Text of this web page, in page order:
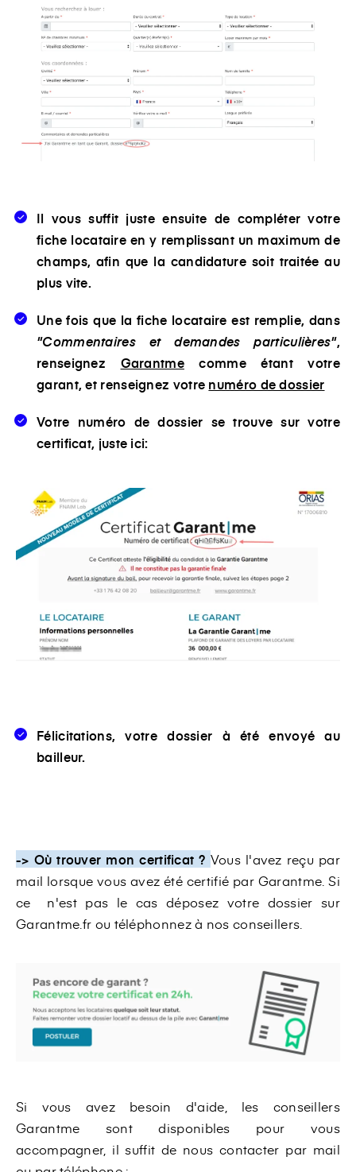
Il vous suffit juste ensuite de compléter votre
fiche locataire en y remplissant un maximum de
champs, afin que la candidature soit traitée au
plus vite.
Une fois que la fiche locataire est remplie, dans
"Commentaires et demandes particulières",
renseignez Garantmecomme étant votre
garant, et renseignez votre numéro de dossier
Votre numéro de dossier se trouve sur votre
certificat, juste ici:
Félicitations, votre dossier à été envoyé au
bailleur.
-> Où trouver mon certificat ? Vous l'avez reçu par
mail lorsque vous avez été certifié par Garantme. Si
ce n'est pas le cas déposez votre dossier sur
Garantme.fr ou téléphonnez à nos conseillers.
Si vous avez besoin d'aide, les conseillers
Garantme sont disponibles pour vous
accompagner, il suffit de nous contacter par mail